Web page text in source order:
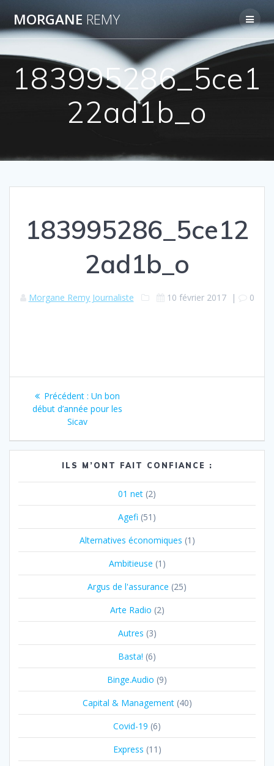
MORGANE REMY
183995286_5ce1
22ad1b_o
183995286_5ce12
2ad1b_o
Morgane Remy Journaliste 10 février 2017| 0
Navigation
l’article
Précédent : Article
précédent
Un bon
début d’année pour les
Sicav
ILS M’ONT FAIT CONFIANCE :
01 net (2)
Agefi (51)
Alternatives économiques (1)
Ambitieuse (1)
Argus de l'assurance (25)
Arte Radio (2)
Autres (3)
Basta! (6)
Binge.Audio (9)
Capital & Management(40)
Covid-19 (6)
Express (11)